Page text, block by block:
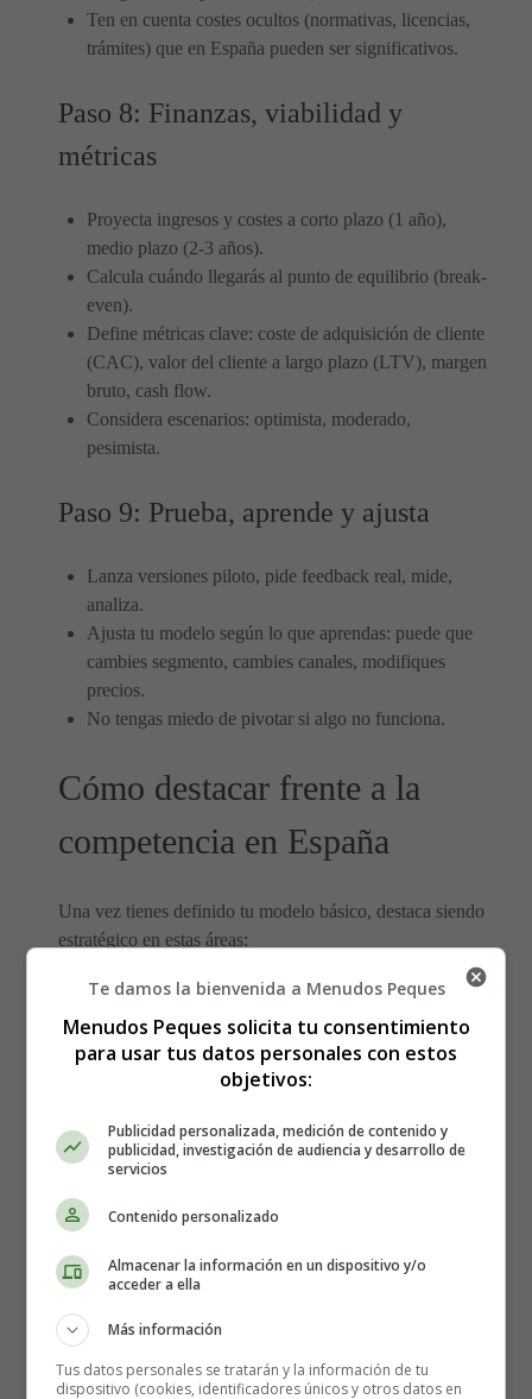
Ten en cuenta costes ocultos (normativas, licencias,
trámites) que en España pueden ser significativos.
Paso 8: Finanzas, viabilidad y
métricas
Proyecta ingresos y costes a corto plazo (1 año),
medio plazo (2-3 años).
Calcula cuándo llegarás al punto de equilibrio (break-
even).
Define métricas clave: coste de adquisición de cliente
(CAC), valor del cliente a largo plazo (LTV), margen
bruto, cash flow.
Considera escenarios: optimista, moderado,
pesimista.
Paso 9: Prueba, aprende y ajusta
Lanza versiones piloto, pide feedback real, mide,
analiza.
Ajusta tu modelo según lo que aprendas: puede que
cambies segmento, cambies canales, modifiques
precios.
No tengas miedo de pivotar si algo no funciona.
Cómo destacar frente a la
competencia en España
Una vez tienes definido tu modelo básico, destaca siendo
estratégico en estas áreas:
Diferencia real
No solo “ser diferente”. Tu propuesta de valor debe
algo que realmente importe al cliente
calidad, rapidez, personalización, servicio
excepcional, sostenibilidad, etc.).
confianza, cercanía. Los negocios que transmiten
terreno.
Enfoque en localización
Te damos la bienvenida a Menudos Peques
Menudos Peques solicita tu consentimiento
para usar tus datos personales con estos
objetivos:
Publicidad personalizada, medición de contenido y
publicidad, investigación de audiencia y desarrollo de
servicios
Contenido personalizado
Almacenar la información en un dispositivo y/o
acceder a ella
Más información
Tus datos personales se tratarán y la información de tu
dispositivo (cookies, identificadores únicos y otros datos en